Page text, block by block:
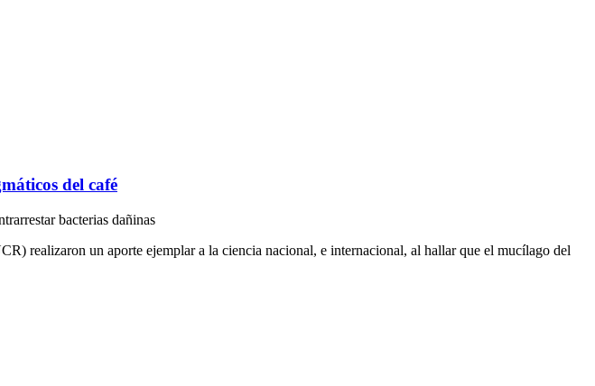
del café
bacterias dañinas
realizaron un aporte ejemplar a la ciencia nacional, e internacional, al hallar que el mucílago del